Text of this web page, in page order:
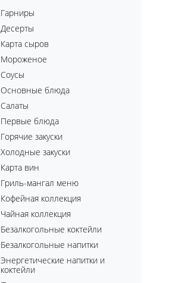
Гарниры
Десерты
Карта сыров
Мороженое
Соусы
Основные блюда
Салаты
Первые блюда
Горячие закуски
Холодные закуски
Карта вин
Гриль-мангал меню
Кофейная коллекция
Чайная коллекция
Безалкогольные коктейли
Безалкогольные напитки
Энергетические напитки и
коктейли